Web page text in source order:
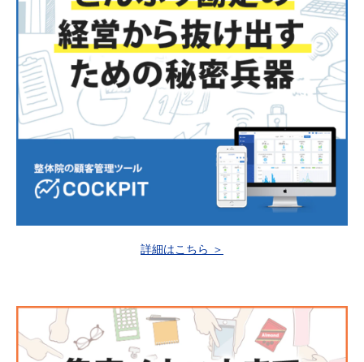
詳細はこちら ＞